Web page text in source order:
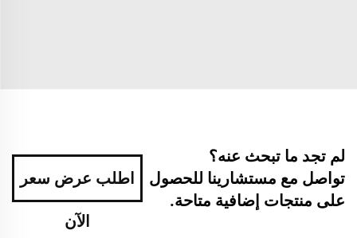
لم تجد ما تبحث عنه؟
تواصل مع مستشارينا للحصول
على منتجات إضافية متاحة.
اطلب عرض سعر
الآن